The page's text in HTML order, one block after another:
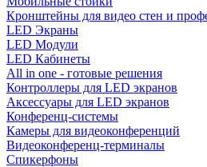
Кронштейны для видео стен и
LED Экраны
LED Модули
LED Кабинеты
All in one - готовые решения
Контроллеры для LED экранов
Аксессуары для LED экранов
Конференц-системы
Камеры для видеоконференций
Видеоконференц-терминалы
Спикерфоны